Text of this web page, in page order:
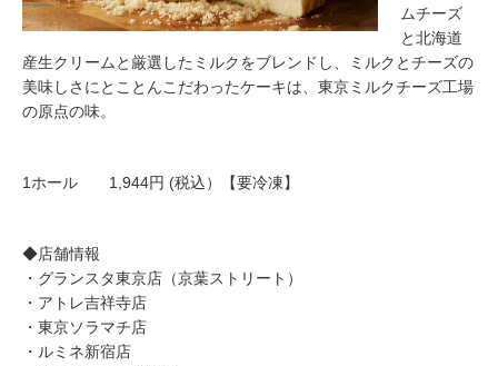
ムチーズ
と北海道
産生クリームと厳選したミルクをブレンドし、ミルクとチーズの
美味しさにとことんこだわったケーキは、東京ミルクチーズ工場
の原点の味。
1ホール 1,944円 (税込）【要冷凍】
◆店舗情報
・グランスタ東京店（京葉ストリート）
・アトレ吉祥寺店
・東京ソラマチ店
・ルミネ新宿店